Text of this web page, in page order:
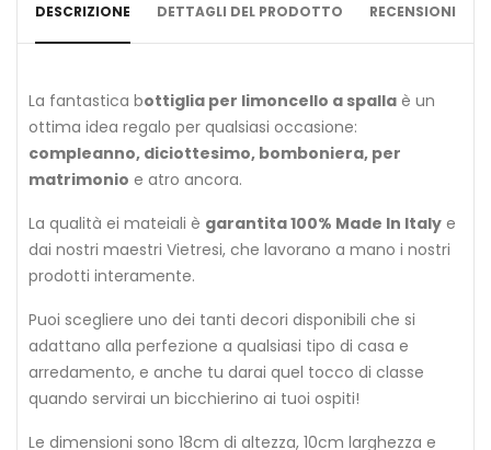
DESCRIZIONE DETTAGLI DEL PRODOTTO RECENSIONI
La fantastica bottiglia per limoncello a spalla è un
ottima idea regalo per qualsiasi occasione:
compleanno, diciottesimo, bomboniera, per
matrimonio e atro ancora.
La qualità ei mateiali è garantita 100% Made In Italy e
dai nostri maestri Vietresi, che lavorano a mano i nostri
prodotti interamente.
Puoi scegliere uno dei tanti decori disponibili che si
adattano alla perfezione a qualsiasi tipo di casa e
arredamento, e anche tu darai quel tocco di classe
quando servirai un bicchierino ai tuoi ospiti!
Le dimensioni sono 18cm di altezza, 10cm larghezza e